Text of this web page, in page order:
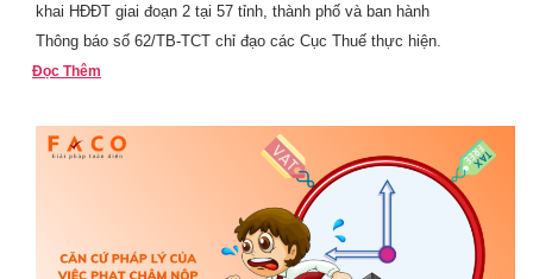
khai HĐĐT giai đoạn 2 tại 57 tỉnh, thành phố và ban hành
Thông báo số 62/TB-TCT chỉ đạo các Cục Thuế thực hiện.
Đọc Thêm